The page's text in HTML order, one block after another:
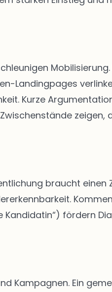
Landingpages
Kurze
zeigen,
braucht einen
fördern
Kampagnen. Ein